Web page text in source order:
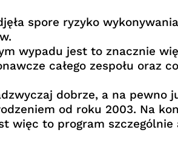
spore ryzyko
wypadu jest to znacznie
całego zespołu oraz
dobrze, a na pewno
od roku 2003. Na
więc to program szczególnie